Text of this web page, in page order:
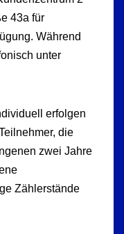
43a für
Während
unter
erfolgen
die
zwei Jahre
Zählerstände